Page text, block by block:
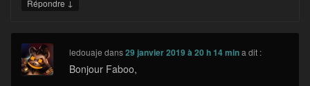
Répondre
ledouaje dans29 janvier 2019 à 20 h 14 min a dit :
Bonjour Faboo,